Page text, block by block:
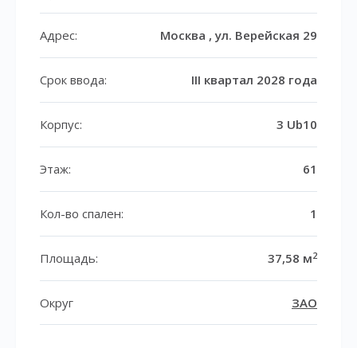
Адрес: Москва , ул. Верейская 29
Срок ввода: III квартал 2028 года
Корпус: 3 Ub10
Этаж: 61
Кол-во спален: 1
Площадь: 37,58 м2
Округ ЗАО